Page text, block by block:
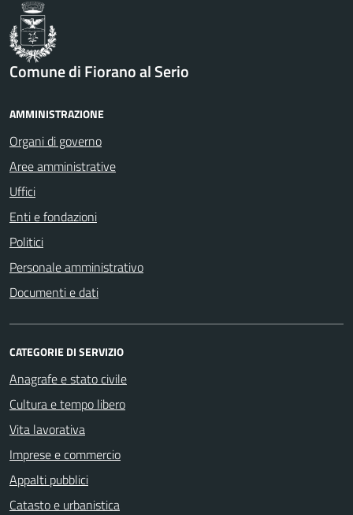
Comune di Fiorano al Serio
AMMINISTRAZIONE
Organi di governo
Aree amministrative
Uffici
Enti e fondazioni
Politici
Personale amministrativo
Documenti e dati
CATEGORIE DI SERVIZIO
Anagrafe e stato civile
Cultura e tempo libero
Vita lavorativa
Imprese e commercio
Appalti pubblici
Catasto e urbanistica